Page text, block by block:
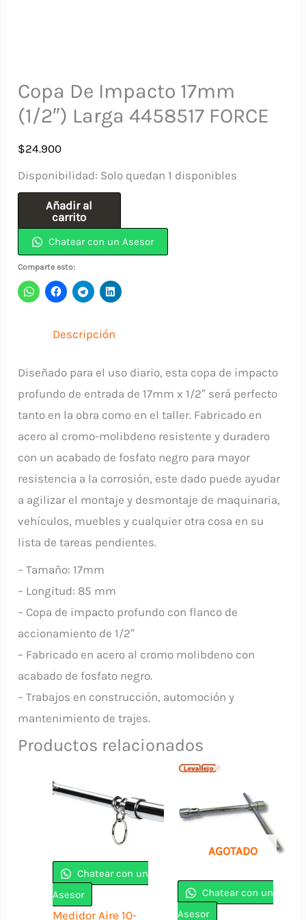
Copa De Impacto 17mm
(1/2″) Larga 4458517 FORCE
$24.900
Disponibilidad: Solo quedan 1 disponibles
Impacto
17mm
(1/2″)
4458517
cantidad
Añadir al
carrito
Chatear con un Asesor
Comparte esto:
Descripción
Diseñado para el uso diario, esta copa de impacto
profundo de entrada de 17mm x 1/2″ será perfecto
tanto en la obra como en el taller. Fabricado en
acero al cromo-molibdeno resistente y duradero
con un acabado de fosfato negro para mayor
resistencia a la corrosión, este dado puede ayudar
a agilizar el montaje y desmontaje de maquinaria,
vehículos, muebles y cualquier otra cosa en su
lista de tareas pendientes.
– Tamaño: 17mm
– Longitud: 85 mm
– Copa de impacto profundo con flanco de
accionamiento de 1/2″
– Fabricado en acero al cromo molibdeno con
acabado de fosfato negro.
– Trabajos en construcción, automoción y
mantenimiento de trajes.
Productos relacionados
Chatear con un
Asesor
Medidor Aire 10-
AGOTADO
Chatear con un
Asesor